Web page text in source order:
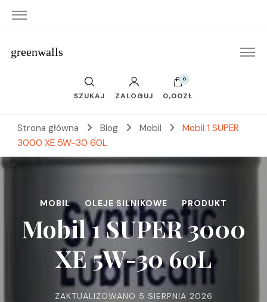
greenwalls
SZUKAJ ZALOGUJ
0
0,00ZŁ
Strona główna Blog Mobil
Mobil 1 SUPER
3000 XE 5W-30 60L
MOBIL OLEJE SILNIKOWE PRODUKT
Mobil 1 SUPER 3000
XE 5W-30 60L
ZAKTUALIZOWANO 5 SIERPNIA 2026